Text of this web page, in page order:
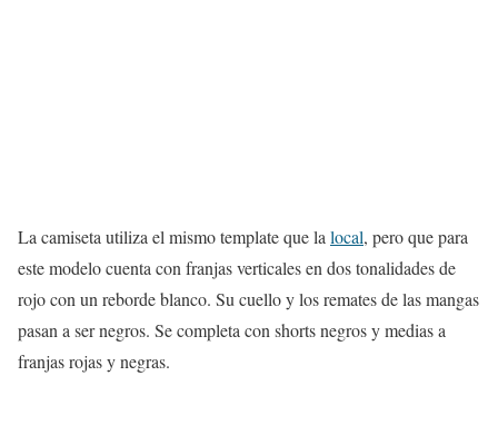
La camiseta utiliza el mismo template que la local, pero que para
este modelo cuenta con franjas verticales en dos tonalidades de
rojo con un reborde blanco. Su cuello y los remates de las mangas
pasan a ser negros. Se completa con shorts negros y medias a
franjas rojas y negras.